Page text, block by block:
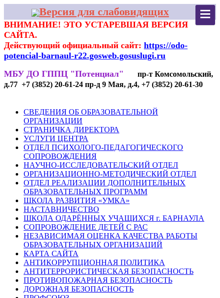
Версия для слабовидящих
ВНИМАНИЕ! ЭТО УСТАРЕВШАЯ ВЕРСИЯ
САЙТА.
Действующий официальный сайт: https://odo-
potencial-barnaul-r22.gosweb.gosuslugi.ru
МБУ ДО ГППЦ "Потенциал"
пр-т Комсомольский,
д.77 +7 (3852) 20-61-24 пр-д 9 Мая, д.4, +7 (3852) 20-61-30
СВЕДЕНИЯ ОБ ОБРАЗОВАТЕЛЬНОЙ
ОРГАНИЗАЦИИ
СТРАНИЧКА ДИРЕКТОРА
УСЛУГИ ЦЕНТРА
ОТДЕЛ ПСИХОЛОГО-ПЕДАГОГИЧЕСКОГО
СОПРОВОЖДЕНИЯ
НАУЧНО-ИССЛЕДОВАТЕЛЬСКИЙ ОТДЕЛ
ОРГАНИЗАЦИОННО-МЕТОДИЧЕСКИЙ ОТДЕЛ
ОТДЕЛ РЕАЛИЗАЦИИ ДОПОЛНИТЕЛЬНЫХ
ОБРАЗОВАТЕЛЬНЫХ ПРОГРАММ
ШКОЛА РАЗВИТИЯ «УМКА»
НАСТАВНИЧЕСТВО
ШКОЛА ОДАРЁННЫХ УЧАЩИХСЯ г. БАРНАУЛА
СОПРОВОЖДЕНИЕ ДЕТЕЙ С РАС
НЕЗАВИСИМАЯ ОЦЕНКА КАЧЕСТВА РАБОТЫ
ОБРАЗОВАТЕЛЬНЫХ ОРГАНИЗАЦИЙ
КАРТА САЙТА
АНТИКОРРУПЦИОННАЯ ПОЛИТИКА
АНТИТЕРРОРИСТИЧЕСКАЯ БЕЗОПАСНОСТЬ
ПРОТИВОПОЖАРНАЯ БЕЗОПАСНОСТЬ
ДОРОЖНАЯ БЕЗОПАСНОСТЬ